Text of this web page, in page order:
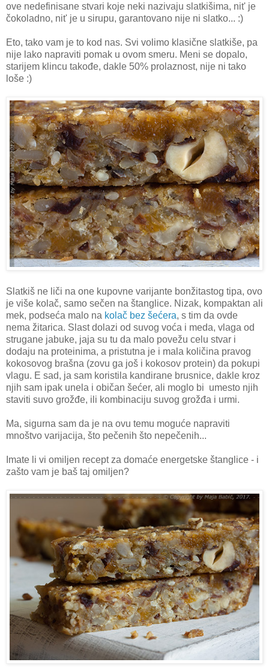
ove nedefinisane stvari koje neki nazivaju slatkišima, nit' je
čokoladno, nit' je u sirupu, garantovano nije ni slatko... :)
Eto, tako vam je to kod nas. Svi volimo klasične slatkiše, pa
nije lako napraviti pomak u ovom smeru. Meni se dopalo,
starijem klincu takođe, dakle 50% prolaznost, nije ni tako
loše :)
Slatkiš ne liči na one kupovne varijante bonžitastog tipa, ovo
je više kolač, samo sečen na štanglice. Nizak, kompaktan ali
mek, podseća malo na kolač bez šećera, s tim da ovde
nema žitarica. Slast dolazi od suvog voća i meda, vlaga od
strugane jabuke, jaja su tu da malo povežu celu stvar i
dodaju na proteinima, a pristutna je i mala količina pravog
kokosovog brašna (zovu ga još i kokosov protein) da pokupi
vlagu. E sad, ja sam koristila kandirane brusnice, dakle kroz
njih sam ipak unela i običan šećer, ali moglo bi umesto njih
staviti suvo grožđe, ili kombinaciju suvog grožđa i urmi.
Ma, sigurna sam da je na ovu temu moguće napraviti
mnoštvo varijacija, što pečenih što nepečenih...
Imate li vi omiljen recept za domaće energetske štanglice - i
zašto vam je baš taj omiljen?